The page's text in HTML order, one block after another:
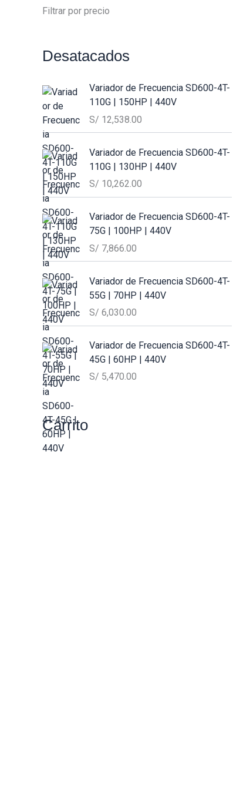
Filtrar por precio
Desatacados
Variador de Frecuencia SD600-4T-
110G | 150HP | 440V
S/ 12,538.00
Variador de Frecuencia SD600-4T-
110G | 130HP | 440V
S/ 10,262.00
Variador de Frecuencia SD600-4T-
75G | 100HP | 440V
S/ 7,866.00
Variador de Frecuencia SD600-4T-
55G | 70HP | 440V
S/ 6,030.00
Variador de Frecuencia SD600-4T-
45G | 60HP | 440V
S/ 5,470.00
Carrito